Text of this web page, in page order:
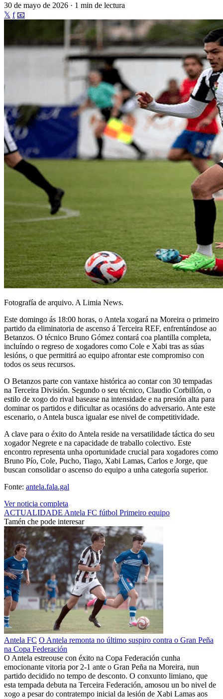
30 de mayo de 2026 · 1 min de lectura
𝕏 f 📧
Fotografía de arquivo. A Limia News.
Este domingo ás 18:00 horas, o Antela xogará na Moreira o primeiro
partido da eliminatoria de ascenso á Terceira REF, enfrentándose ao
Betanzos. O técnico Bruno Gómez contará coa plantilla completa,
incluíndo o regreso de xogadores como Cole e Xabi tras as súas
lesións, o que permitirá ao equipo afrontar este compromiso con
todos os seus recursos.
O Betanzos parte con vantaxe histórica ao contar con 30 tempadas
na Terceira División. Segundo o seu técnico, Claudio Corbillón, o
estilo de xogo do rival basease na intensidade e na presión alta para
dominar os partidos e dificultar as ocasións do adversario. Ante este
escenario, o Antela busca igualar ese nivel de competitividade.
A clave para o éxito do Antela reside na versatilidade táctica do seu
xogador Negrete e na capacidade de traballo colectivo. Este
encontro representa unha oportunidade crucial para xogadores como
Bruno Pío, Cole, Pucho, Tiago, Xabi Lamas, Carlos e Jorge, que
buscan consolidar o ascenso do equipo a unha categoría superior.
Fonte: antela.fala.gal
Ver noticia completa
ACTUALIDADE Antela FC fútbol Primeiro equipo
Tamén che pode interesar
Antela FC O Antela remonta no último suspiro contra o Gran Peña
na Copa Federación
O Antela estreouse con éxito na Copa Federación cunha
emocionante vitoria por 2-1 ante o Gran Peña na Moreira, nun
partido decidido no tempo de desconto. O conxunto limiano, que
esta tempada debuta na Terceira Federación, amosou un bo nivel de
xogo a pesar do contratempo inicial da lesión de Xabi Lamas aos